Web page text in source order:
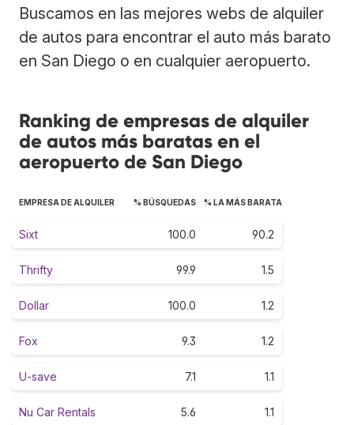
Buscamos en las mejores webs de alquiler
de autos para encontrar el auto más barato
en San Diego o en cualquier aeropuerto.
Ranking de empresas de alquiler
de autos más baratas en el
aeropuerto de San Diego
EMPRESA DE ALQUILER % BÚSQUEDAS % LA MÁS BARATA
Sixt 100.0 90.2
Thrifty 99.9 1.5
Dollar 100.0 1.2
Fox 9.3 1.2
U-save 7.1 1.1
Nu Car Rentals 5.6 1.1